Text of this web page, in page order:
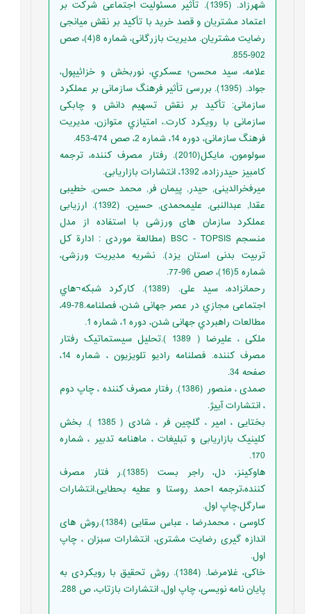
شهرزاد. (1395). تأثیر مسئولیت اجتماعی شرکت بر
اعتماد مشتریان و قصد خرید با تأکید بر نقش میانجی
رضایت مشتریان. مدیریت بازرگانی، شماره 8(4)، صص
902-855.
علامه، سید محسن؛ عسکري، نوربخش و خزائیپول،
جواد. (1395). بررسی تأثیر فرهنگ سازمانی بر عملکرد
سازمانی: تأکید بر نقش تسهیم دانش و چابکی
سازمانی با رویکرد کارت.، امتیازي متوازن، مدیریت
فرهنگ سازمانی، دوره 14، شماره 2، صص 474-453.
سولومون، مایکل(2010). رفتار مصرف کننده، ترجمه
کامبیز حیدرزاده، 1392، انتشارات بازاریابی.
میرفخرالدینی, حیدر, پیمان فر, محمد حسن, خطیبی
عقدا, عبدالنبی, علیمحمدی, حسین. (1392). ارزیابی
عملکرد سازمان های ورزشی با استفاده از مدل
منسجم BSC - TOPSIS (مطالعة موردی : ادارة کل
تربیت بدنی استان یزد). نشریه مدیریت ورزشی،
شماره 5(16)، صص 96-77.
رحمانزاده، سید علی. (1389). کارکرد شبکه¬هاي
اجتماعی مجازي در عصر جهانی شدن، فصلنامه.78-49،
مطالعات راهبردي جهانی شدن، دوره 1، شماره 1.
ملکی ، علیرضا ( 1389 ).تحلیل سیستماتیک رفتار
مصرف کننده. فصلنامه رادیو تلویزیون ، شماره 14،
صفحه 34.
صمدی ، منصور (1386). رفتار مصرف کننده ، چاپ دوم
، انتشارات آییژ.
بختایی ، امیر ، گلچین فر ، شادی ( 1385 ). بخش
کلینیک بازاریابی و تبلیغات ، ماهنامه تدبیر ، شماره
170.
هاوکینز، دل، راجر بست (1385).ر فتار مصرف
کننده،ترجمه احمد روستا و عطیه بحطایی.انتشارات
سارگل،چاپ اول.
کاوسی ، محمدرضا ، عباس سقایی (1384).روش های
اندازه گیری رضایت مشتری، انتشارات سبزان ، چاپ
اول.
خاکی، غلامرضا. (1384). روش تحقیق با رویکردی به
پایان نامه نویسی، چاپ اول، انتشارات بازتاب، ص 288.